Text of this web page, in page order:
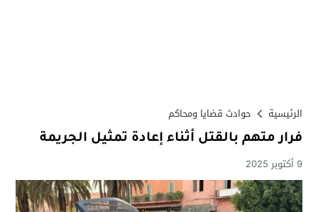
الرئيسية حوادث قضايا ومحاكم
فرار متهم بالقتل أثناء إعادة تمثيل الجريمة
9 أكتوبر 2025